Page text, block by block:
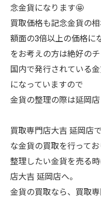
念金貨になります🤩
買取価格も記念金貨の
額面の3倍以上の価格に
をお考えの方は絶好の
国内で発行されている
になっていますので
金貨の整理の際は延岡
買取専門店大吉 延岡店
な金貨の買取を行ってお
整理したい金貨を売る
店大吉 延岡店へ。
金貨の買取なら、買取